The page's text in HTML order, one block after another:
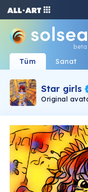
beta
Tüm Sanat
Star girls
Original